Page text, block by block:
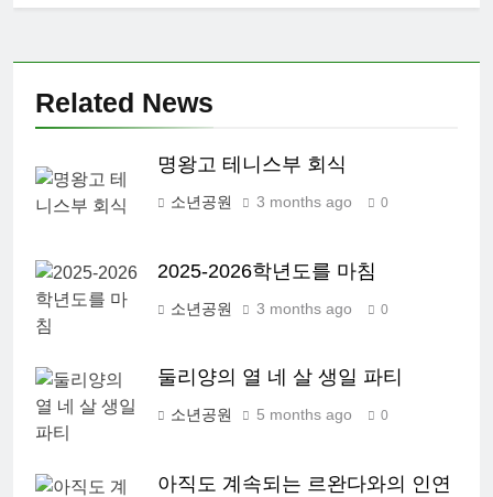
Related News
명왕고 테니스부 회식
소년공원 3 months ago 0
2025-2026학년도를 마침
소년공원 3 months ago 0
둘리양의 열 네 살 생일 파티
소년공원 5 months ago 0
아직도 계속되는 르완다와의 인연